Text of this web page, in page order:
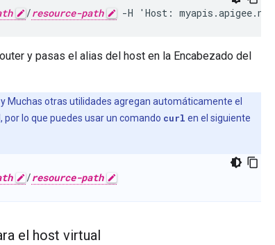
/resource-path -H 'Host: myapis.apigee.net'
y pasas el alias del host en la Encabezado del
Muchas otras utilidades agregan automáticamente el
lo que puedes usar un comando curl en el siguiente
/resource-path
el host virtual